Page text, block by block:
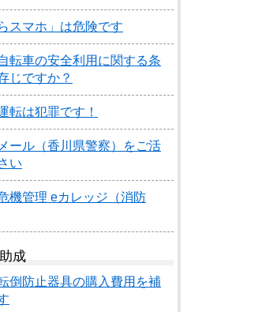
スマホ」は危険です
転車の安全利用に関する条
じですか？
転は犯罪です！
ール（香川県警察）をご活
い
機管理 eカレッジ（消防
成
倒防止器具の購入費用を補